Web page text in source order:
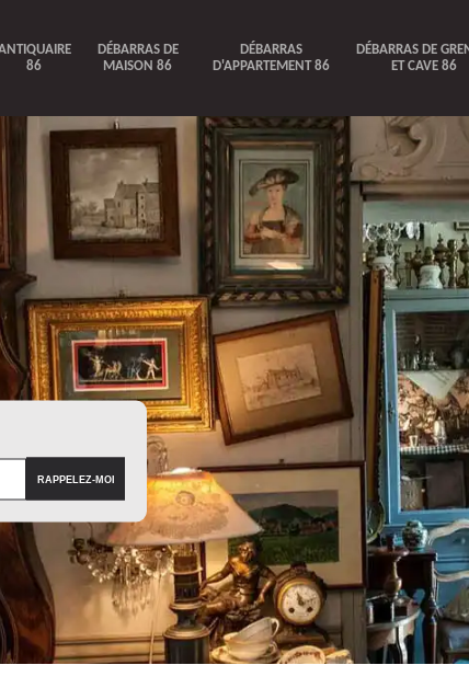
86
DÉBARRAS DE
MAISON 86
DÉBARRAS
D'APPARTEMENT 86
DÉBARRAS DE
ET CAVE 86